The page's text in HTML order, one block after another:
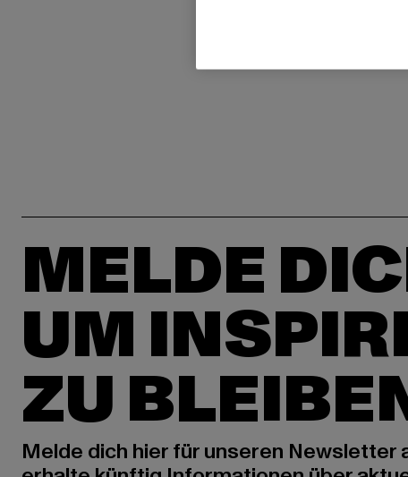
MELDE
UM
ZU
Melde dich hier für unseren Newsletter